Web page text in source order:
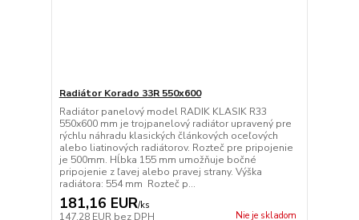
Radiátor Korado 33R 550x600
Radiátor panelový model RADIK KLASIK R33
550x600 mm je trojpanelový radiátor upravený pre
rýchlu náhradu klasických článkových oceľových
alebo liatinových radiátorov. Rozteč pre pripojenie
je 500mm. Hĺbka 155 mm umožňuje bočné
pripojenie z ľavej alebo pravej strany. Výška
radiátora: 554 mm Rozteč p...
181,16 EUR/ks
147,28 EUR bez DPH Nie je skladom